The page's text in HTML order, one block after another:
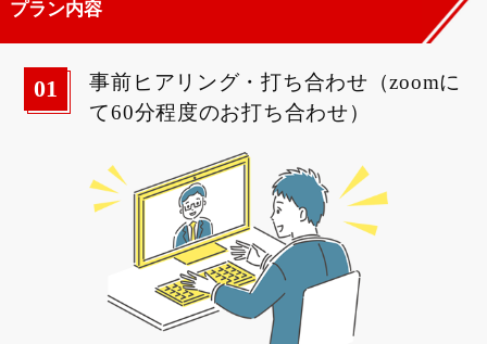
プラン内容
01
事前ヒアリング・打ち合わせ（zoomに
て60分程度のお打ち合わせ）